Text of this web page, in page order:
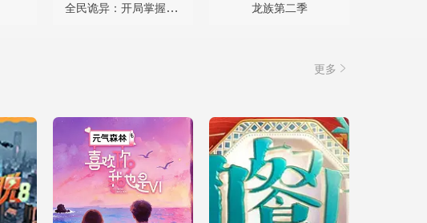
全民诡异：开局掌握零元购·动态漫画 龙族第二季
更多